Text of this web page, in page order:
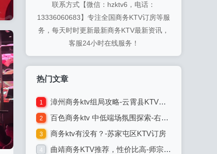
联系方式【微信：hzktv6，电话：
13336060683】专注全国商务KTV订房等服
务，每天时时更新最新商务KTV最新资讯，
客服24小时在线服务！
热门文章
1 漳州商务ktv组局攻略-云霄县KTV订房
2 百色商务ktv 中低端场氛围探索-右江区KTV订房
3 商务ktv有没有？-苏家屯区KTV订房
4 曲靖商务KTV推荐，性价比高-师宗县KTV订房